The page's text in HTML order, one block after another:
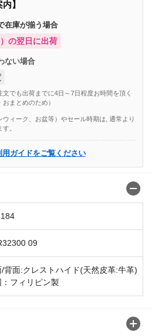
】
在庫が揃う場合
の翌日に出荷
ない場合
でも出荷までに4日～7日程度お時間を頂く
まとめのため）
ィーク、お盆等）やセール時期は, 通常より
。
ガイドをご覧ください
09
背面:クレストハイド(天然皮革:牛革)
フィリピン製